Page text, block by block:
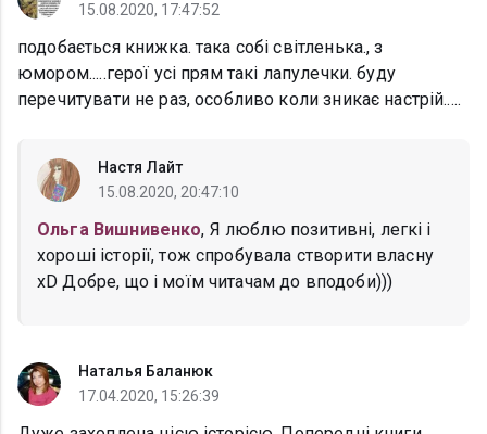
15.08.2020, 17:47:52
подобається книжка. така собі світленька., з
юмором.....герої усі прям такі лапулечки. буду
перечитувати не раз, особливо коли зникає настрій.....
Настя Лайт
15.08.2020, 20:47:10
Ольга Вишнивенко, Я люблю позитивні, легкі і
хороші історії, тож спробувала створити власну
xD Добре, що і моїм читачам до вподоби)))
Наталья Баланюк
17.04.2020, 15:26:39